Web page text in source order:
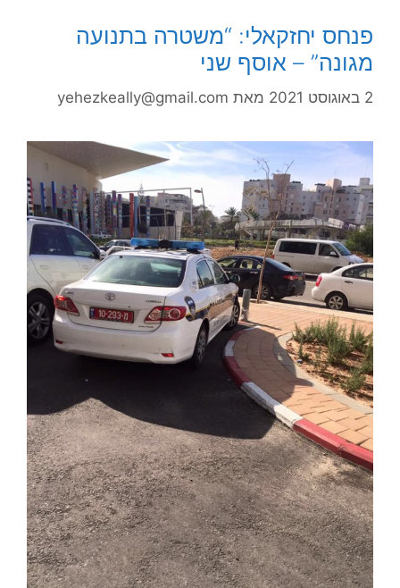
פנחס יחזקאלי: “משטרה בתנועה
מגונה” – אוסף שני
2 באוגוסט 2021 מאת yehezkeally@gmail.com